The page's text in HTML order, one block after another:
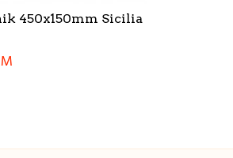
450x150mm Sicilia